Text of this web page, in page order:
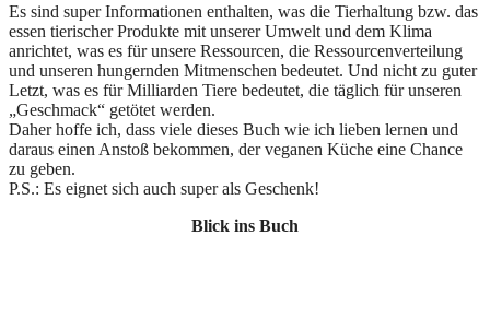
Es sind super Informationen enthalten, was die Tierhaltung bzw. das
essen tierischer Produkte mit unserer Umwelt und dem Klima
anrichtet, was es für unsere Ressourcen, die Ressourcenverteilung
und unseren hungernden Mitmenschen bedeutet. Und nicht zu guter
Letzt, was es für Milliarden Tiere bedeutet, die täglich für unseren
„Geschmack“ getötet werden.
Daher hoffe ich, dass viele dieses Buch wie ich lieben lernen und
daraus einen Anstoß bekommen, der veganen Küche eine Chance
zu geben.
P.S.: Es eignet sich auch super als Geschenk!
Blick ins Buch